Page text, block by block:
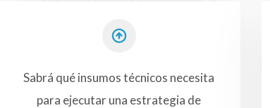
Sabrá qué insumos técnicos necesita
para ejecutar una estrategia de